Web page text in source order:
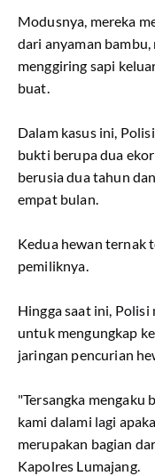
Modusnya, mereka
dari anyaman
menggiring sapi
buat.
Dalam kasus ini,
bukti berupa dua
berusia dua tahun
empat bulan.
Kedua hewan ternak
pemiliknya.
Hingga saat ini,
untuk mengungkap
jaringan pencurian
"Tersangka mengaku
kami dalami lagi
merupakan bagian
Kapolres Lumajang.